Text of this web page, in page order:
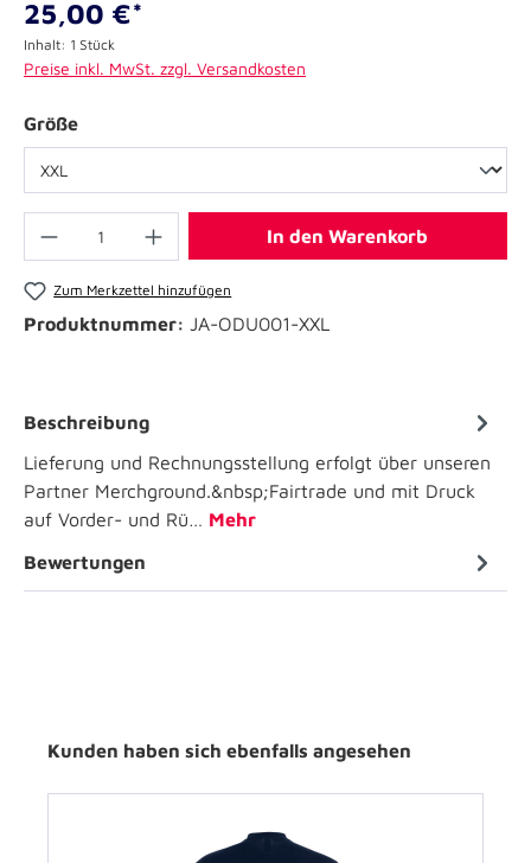
25,00 €*
Inhalt: 1 Stück
Preise inkl. MwSt. zzgl. Versandkosten
Größe
In den Warenkorb
Zum Merkzettel hinzufügen
Produktnummer: JA-ODU001-XXL
Beschreibung
Lieferung und Rechnungsstellung erfolgt über unseren
Partner Merchground.&nbsp;Fairtrade und mit Druck
auf Vorder- und Rü… Mehr
Bewertungen
Kunden haben sich ebenfalls angesehen